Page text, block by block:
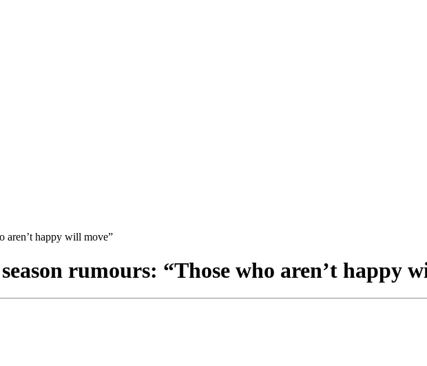
aren’t happy will move”
rumours: “Those who aren’t happy